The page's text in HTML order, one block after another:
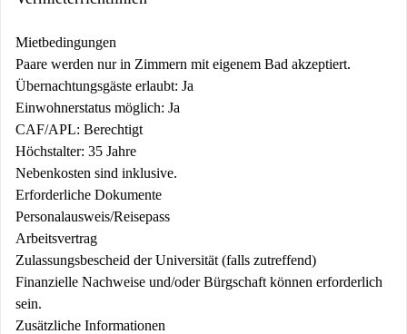
Mietbedingungen
Paare werden nur in Zimmern mit eigenem Bad akzeptiert.
Übernachtungsgäste erlaubt: Ja
Einwohnerstatus möglich: Ja
CAF/APL: Berechtigt
Höchstalter: 35 Jahre
Nebenkosten sind inklusive.
Erforderliche Dokumente
Personalausweis/Reisepass
Arbeitsvertrag
Zulassungsbescheid der Universität (falls zutreffend)
Finanzielle Nachweise und/oder Bürgschaft können erforderlich
sein.
Zusätzliche Informationen